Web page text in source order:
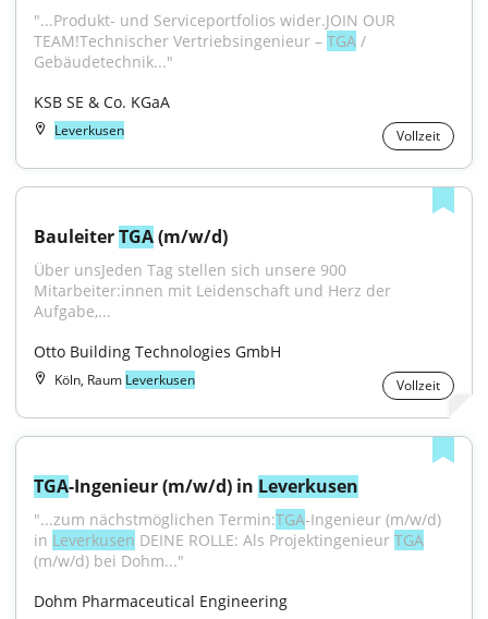
"...Produkt- und Serviceportfolios wider.JOIN OUR
TEAM!Technischer Vertriebsingenieur – TGA /
Gebäudetechnik..."
KSB SE & Co. KGaA
Leverkusen Vollzeit
Bauleiter TGA (m/w/d)
Über unsJeden Tag stellen sich unsere 900
Mitarbeiter:innen mit Leidenschaft und Herz der
Aufgabe,...
Otto Building Technologies GmbH
Köln, Raum Leverkusen Vollzeit
TGA-Ingenieur (m/w/d) in Leverkusen
"...zum nächstmöglichen Termin:TGA-Ingenieur (m/w/d)
in Leverkusen DEINE ROLLE: Als Projektingenieur TGA
(m/w/d) bei Dohm..."
Dohm Pharmaceutical Engineering